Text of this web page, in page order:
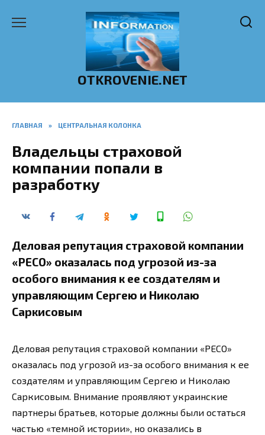
OTKROVENIE.NET
ГЛАВНАЯ » ЦЕНТРАЛЬНАЯ КОЛОНКА
Владельцы страховой
компании попали в
разработку
Деловая репутация страховой компании
«РЕСО» оказалась под угрозой из-за
особого внимания к ее создателям и
управляющим Сергею и Николаю
Саркисовым
Деловая репутация страховой компании «РЕСО»
оказалась под угрозой из-за особого внимания к ее
создателям и управляющим Сергею и Николаю
Саркисовым. Внимание проявляют украинские
партнеры братьев, которые должны были остаться
частью «темной истории», но оказались в